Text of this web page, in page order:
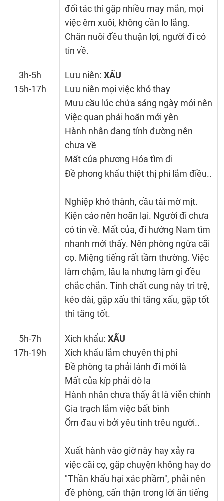
đối tác thì gặp nhiều may mắn, mọi
việc êm xuôi, không cần lo lắng.
Chăn nuôi đều thuận lợi, người đi có
tin về.
3h-5h
15h-17h
Lưu niên: XẤU
Lưu niên mọi việc khó thay
Mưu cầu lúc chửa sáng ngày mới nên
Việc quan phải hoãn mới yên
Hành nhân đang tính đường nên
chưa về
Mất của phương Hỏa tìm đi
Đề phong khẩu thiệt thị phi lắm điều..
Nghiệp khó thành, cầu tài mờ mịt.
Kiện cáo nên hoãn lại. Người đi chưa
có tin về. Mất của, đi hướng Nam tìm
nhanh mới thấy. Nên phòng ngừa cãi
cọ. Miệng tiếng rất tầm thường. Việc
làm chậm, lâu la nhưng làm gì đều
chắc chắn. Tính chất cung này trì trệ,
kéo dài, gặp xấu thì tăng xấu, gặp tốt
thì tăng tốt.
5h-7h
17h-19h
Xích khẩu: XẤU
Xích khẩu lắm chuyên thị phi
Đề phòng ta phải lánh đi mới là
Mất của kíp phải dò la
Hành nhân chưa thấy ắt là viễn chinh
Gia trạch lắm việc bất bình
Ốm đau vì bởi yêu tinh trêu người..
Xuất hành vào giờ này hay xảy ra
việc cãi cọ, gặp chuyện không hay do
"Thần khẩu hại xác phầm", phải nên
đề phòng, cẩn thận trong lời ăn tiếng